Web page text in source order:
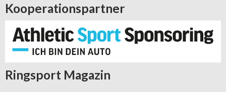
Kooperationspartner
Ringsport Magazin